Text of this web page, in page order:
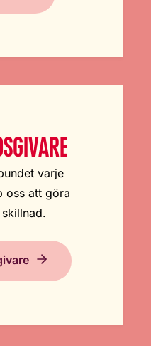
varje
oss att göra